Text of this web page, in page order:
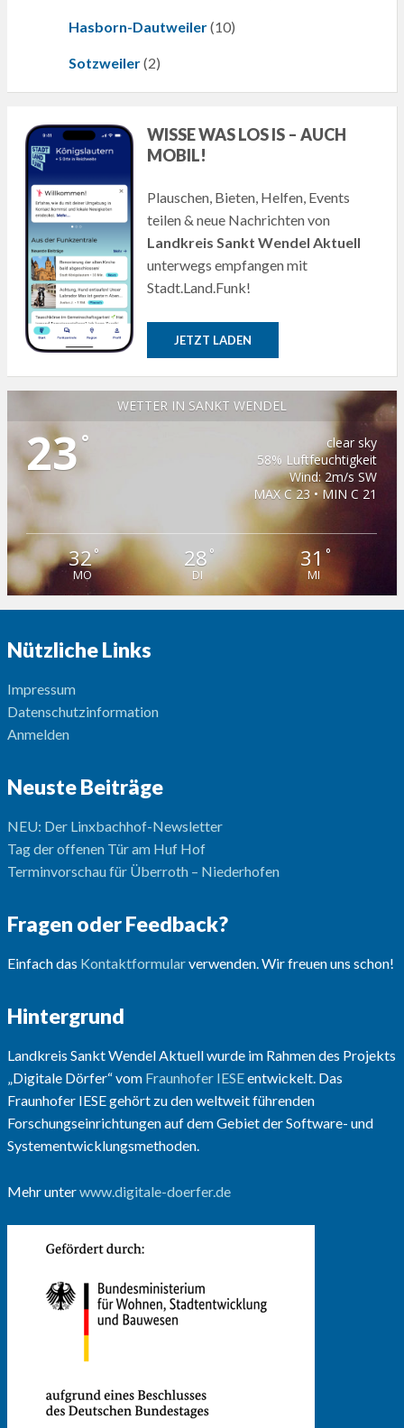
Hasborn-Dautweiler(10)
Sotzweiler(2)
WISSE WAS LOS IS – AUCH
MOBIL!
Plauschen, Bieten, Helfen, Events
teilen & neue Nachrichten von
Landkreis Sankt Wendel Aktuell
unterwegs empfangen mit
Stadt.Land.Funk!
JETZT LADEN
WETTER IN SANKT WENDEL
23°
clear sky
58% Luftfeuchtigkeit
Wind: 2m/s SW
MAX C 23 • MIN C 21
32°
MO
28 °
DI
31°
MI
Nützliche Links
Impressum
Datenschutzinformation
Anmelden
Neuste Beiträge
NEU: Der Linxbachhof-Newsletter
Tag der offenen Tür am Huf Hof
Terminvorschau für Überroth – Niederhofen
Fragen oder Feedback?
Einfach das Kontaktformularverwenden. Wir freuen uns schon!
Hintergrund
Landkreis Sankt Wendel Aktuell wurde im Rahmen des Projekts
„Digitale Dörfer“ vom Fraunhofer IESEentwickelt. Das
Fraunhofer IESE gehört zu den weltweit führenden
Forschungseinrichtungen auf dem Gebiet der Software- und
Systementwicklungsmethoden.
Mehr unterwww.digitale-doerfer.de